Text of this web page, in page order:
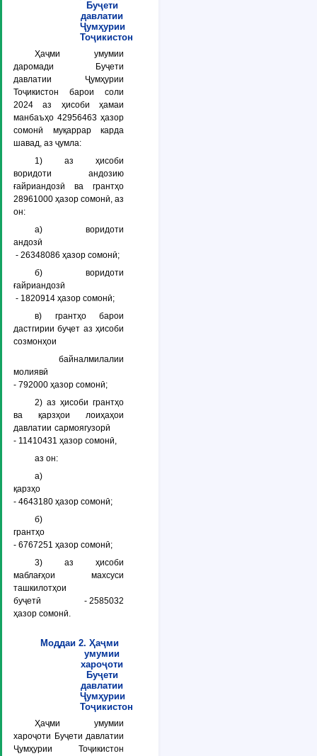
Буҷети
давлатии
Ҷумҳурии
Тоҷикистон
Ҳаҷми умумии
даромади Буҷети
давлатии Ҷумҳурии
Тоҷикистон барои соли
2024 аз ҳисоби ҳамаи
манбаъҳо 42956463 ҳазор
сомонӣ муқаррар карда
шавад, аз ҷумла:
1) аз ҳисоби
воридоти андозию
ғайриандозӣ ва грантҳо
28961000 ҳазор сомонӣ, аз
он:
а) воридоти
андозӣ
- 26348086 ҳазор сомонӣ;
б) воридоти
ғайриандозӣ
- 1820914 ҳазор сомонӣ;
в) грантҳо барои
дастгирии буҷет аз ҳисоби
созмонҳои
байналмилалии
молиявӣ
- 792000 ҳазор сомонӣ;
2) аз ҳисоби грантҳо
ва қарзҳои лоиҳаҳои
давлатии сармоягузорӣ
- 11410431 ҳазор сомонӣ,
аз он:
а)
қарзҳо
- 4643180 ҳазор сомонӣ;
б)
грантҳо
- 6767251 ҳазор сомонӣ;
3) аз ҳисоби
маблағҳои махсуси
ташкилотҳои
буҷетӣ - 2585032
ҳазор сомонӣ.
Моддаи 2. Ҳаҷми
умумии
хароҷоти
Буҷети
давлатии
Ҷумҳурии
Тоҷикистон
Ҳаҷми умумии
хароҷоти Буҷети давлатии
Ҷумҳурии Тоҷикистон